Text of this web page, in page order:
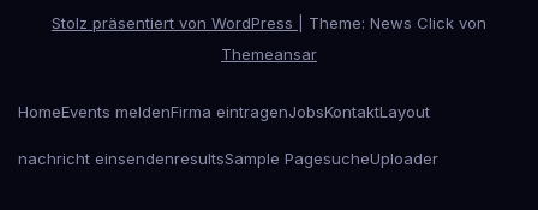
Stolz präsentiert von WordPress
Theme: News Click von
Themeansar
HomeEvents meldenFirma eintragenJobsKontaktLayout
nachricht einsendenresultsSample PagesucheUploader